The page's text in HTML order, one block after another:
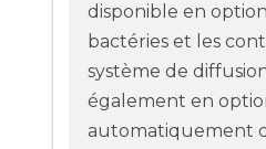
disponible en
bactéries et les
système de
également en
automatiquement